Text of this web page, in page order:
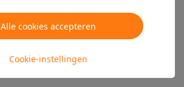
Alle cookies accepteren
Cookie-instellingen